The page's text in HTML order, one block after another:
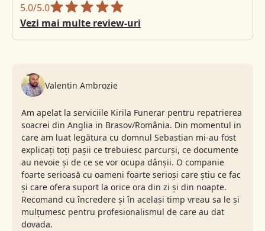
5.0/5.0
Vezi mai multe review-uri
Valentin Ambrozie
Am apelat la serviciile Kirila Funerar pentru repatrierea
soacrei din Anglia in Brasov/România. Din momentul in
care am luat legătura cu domnul Sebastian mi-au fost
explicați toți pașii ce trebuiesc parcurși, ce documente
au nevoie și de ce se vor ocupa dânșii. O companie
foarte serioasă cu oameni foarte serioși care știu ce fac
și care ofera suport la orice ora din zi și din noapte.
Recomand cu încredere și în același timp vreau sa le și
mulțumesc pentru profesionalismul de care au dat
dovada.